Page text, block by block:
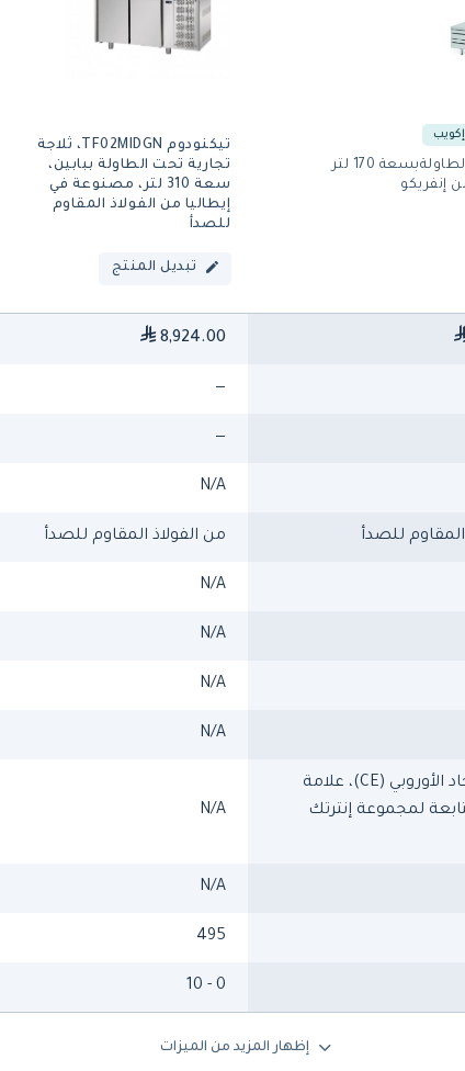
ثلاجات تحت الطاولةبسعة 170 لتر
تيكنودوم TF02MIDGN، ثلاجة
تجارية تحت الطاولة ببابين،
سعة 310 لتر، مصنوعة في
إيطاليا من الفولاذ المقاوم
للصدأ
تبديل المنتج
8,924.00
—
—
N/A
للصدأ من الفولاذ المقاوم للصدأ
N/A
N/A
N/A
N/A
معايير الاتحاد الأوروبي (CE)، علامة
لمجموعة إنترتك
N/A
N/A
495
0 - 10
إظهار المزيد من الميزات